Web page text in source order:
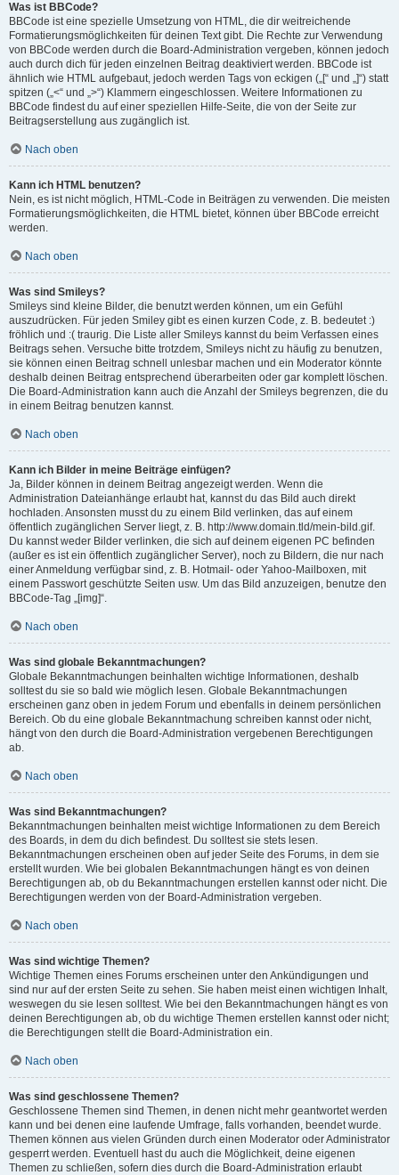
Was ist BBCode?
BBCode ist eine spezielle Umsetzung von HTML, die dir weitreichende
Formatierungsmöglichkeiten für deinen Text gibt. Die Rechte zur Verwendung
von BBCode werden durch die Board-Administration vergeben, können jedoch
auch durch dich für jeden einzelnen Beitrag deaktiviert werden. BBCode ist
ähnlich wie HTML aufgebaut, jedoch werden Tags von eckigen („[“ und „]“) statt
spitzen („<“ und „>“) Klammern eingeschlossen. Weitere Informationen zu
BBCode findest du auf einer speziellen Hilfe-Seite, die von der Seite zur
Beitragserstellung aus zugänglich ist.
Nach oben
Kann ich HTML benutzen?
Nein, es ist nicht möglich, HTML-Code in Beiträgen zu verwenden. Die meisten
Formatierungsmöglichkeiten, die HTML bietet, können über BBCode erreicht
werden.
Nach oben
Was sind Smileys?
Smileys sind kleine Bilder, die benutzt werden können, um ein Gefühl
auszudrücken. Für jeden Smiley gibt es einen kurzen Code, z. B. bedeutet :)
fröhlich und :( traurig. Die Liste aller Smileys kannst du beim Verfassen eines
Beitrags sehen. Versuche bitte trotzdem, Smileys nicht zu häufig zu benutzen,
sie können einen Beitrag schnell unlesbar machen und ein Moderator könnte
deshalb deinen Beitrag entsprechend überarbeiten oder gar komplett löschen.
Die Board-Administration kann auch die Anzahl der Smileys begrenzen, die du
in einem Beitrag benutzen kannst.
Nach oben
Kann ich Bilder in meine Beiträge einfügen?
Ja, Bilder können in deinem Beitrag angezeigt werden. Wenn die
Administration Dateianhänge erlaubt hat, kannst du das Bild auch direkt
hochladen. Ansonsten musst du zu einem Bild verlinken, das auf einem
öffentlich zugänglichen Server liegt, z. B. http://www.domain.tld/mein-bild.gif.
Du kannst weder Bilder verlinken, die sich auf deinem eigenen PC befinden
(außer es ist ein öffentlich zugänglicher Server), noch zu Bildern, die nur nach
einer Anmeldung verfügbar sind, z. B. Hotmail- oder Yahoo-Mailboxen, mit
einem Passwort geschützte Seiten usw. Um das Bild anzuzeigen, benutze den
BBCode-Tag „[img]“.
Nach oben
Was sind globale Bekanntmachungen?
Globale Bekanntmachungen beinhalten wichtige Informationen, deshalb
solltest du sie so bald wie möglich lesen. Globale Bekanntmachungen
erscheinen ganz oben in jedem Forum und ebenfalls in deinem persönlichen
Bereich. Ob du eine globale Bekanntmachung schreiben kannst oder nicht,
hängt von den durch die Board-Administration vergebenen Berechtigungen
ab.
Nach oben
Was sind Bekanntmachungen?
Bekanntmachungen beinhalten meist wichtige Informationen zu dem Bereich
des Boards, in dem du dich befindest. Du solltest sie stets lesen.
Bekanntmachungen erscheinen oben auf jeder Seite des Forums, in dem sie
erstellt wurden. Wie bei globalen Bekanntmachungen hängt es von deinen
Berechtigungen ab, ob du Bekanntmachungen erstellen kannst oder nicht. Die
Berechtigungen werden von der Board-Administration vergeben.
Nach oben
Was sind wichtige Themen?
Wichtige Themen eines Forums erscheinen unter den Ankündigungen und
sind nur auf der ersten Seite zu sehen. Sie haben meist einen wichtigen Inhalt,
weswegen du sie lesen solltest. Wie bei den Bekanntmachungen hängt es von
deinen Berechtigungen ab, ob du wichtige Themen erstellen kannst oder nicht;
die Berechtigungen stellt die Board-Administration ein.
Nach oben
Was sind geschlossene Themen?
Geschlossene Themen sind Themen, in denen nicht mehr geantwortet werden
kann und bei denen eine laufende Umfrage, falls vorhanden, beendet wurde.
Themen können aus vielen Gründen durch einen Moderator oder Administrator
gesperrt werden. Eventuell hast du auch die Möglichkeit, deine eigenen
Themen zu schließen, sofern dies durch die Board-Administration erlaubt